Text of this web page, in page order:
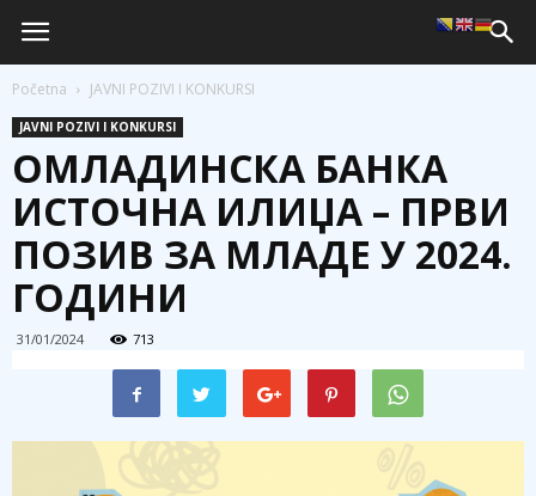
Početna JAVNI POZIVI I KONKURSI
JAVNI POZIVI I KONKURSI
ОМЛАДИНСКА БАНКА
ИСТОЧНА ИЛИЏА – ПРВИ
ПОЗИВ ЗА МЛАДЕ У 2024.
ГОДИНИ
31/01/2024 713